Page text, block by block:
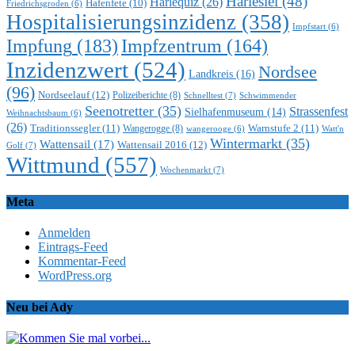
Friedrichsgroden (6) Hafenfete (10)
Hospitalisierungsinzidenz (358) Impfstart (6)
Impfung (183) Impfzentrum (164)
Inzidenzwert (524) Landkreis (16) Nordsee
(96) Nordseelauf(12) Polizeiberichte (8) Schnelltest (7) Schwimmender
Weihnachtsbaum (6) Seenotretter (35) Sielhafenmuseum (14) Strassenfest
(26) Traditionssegler(11) Wangerogge (8) wangerooge (6) Warnstufe 2 (11) Watt'n
Golf (7) Wattensail (17) Wattensail 2016 (12) Wintermarkt (35)
Wittmund (557) Wochenmarkt (7)
Meta
Anmelden
Eintrags-Feed
Kommentar-Feed
WordPress.org
Neu bei Ady